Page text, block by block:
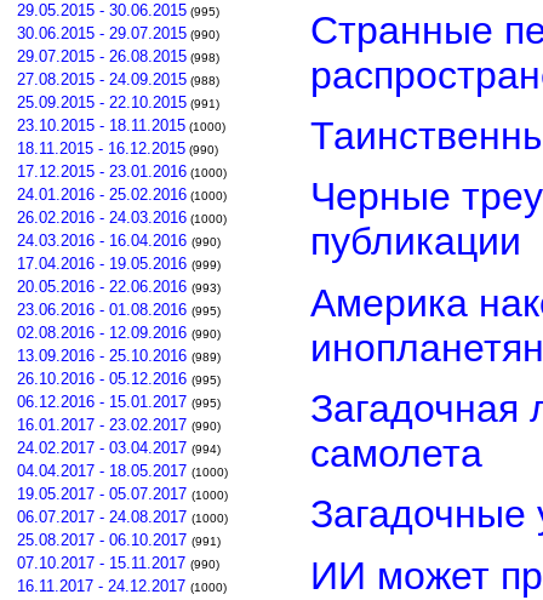
29.05.2015 - 30.06.2015 (995)
30.06.2015 - 29.07.2015 (990)
29.07.2015 - 26.08.2015 (998)
27.08.2015 - 24.09.2015 (988)
25.09.2015 - 22.10.2015 (991)
23.10.2015 - 18.11.2015 (1000)
18.11.2015 - 16.12.2015 (990)
17.12.2015 - 23.01.2016 (1000)
24.01.2016 - 25.02.2016 (1000)
26.02.2016 - 24.03.2016 (1000)
24.03.2016 - 16.04.2016 (990)
17.04.2016 - 19.05.2016 (999)
20.05.2016 - 22.06.2016 (993)
23.06.2016 - 01.08.2016 (995)
02.08.2016 - 12.09.2016 (990)
13.09.2016 - 25.10.2016 (989)
26.10.2016 - 05.12.2016 (995)
06.12.2016 - 15.01.2017 (995)
16.01.2017 - 23.02.2017 (990)
24.02.2017 - 03.04.2017 (994)
04.04.2017 - 18.05.2017 (1000)
19.05.2017 - 05.07.2017 (1000)
06.07.2017 - 24.08.2017 (1000)
25.08.2017 - 06.10.2017 (991)
07.10.2017 - 15.11.2017 (990)
16.11.2017 - 24.12.2017 (1000)
Странные
Черные
публикации
Америка
инопланетян
Загадочная
самолета
Загадочные
ИИ может